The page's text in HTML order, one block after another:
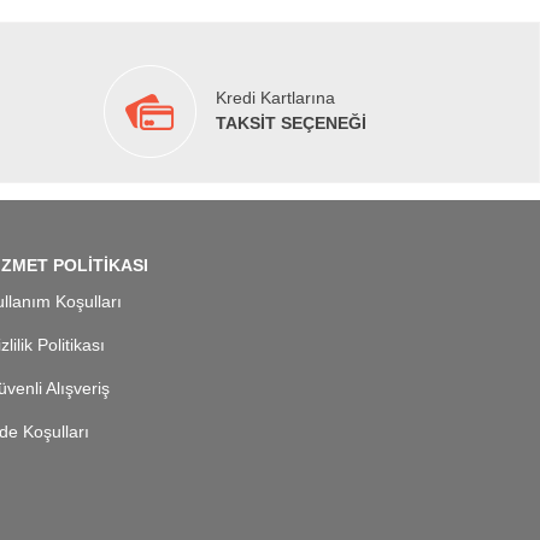
Kredi Kartlarına
TAKSİT SEÇENEĞİ
POLİTİKASI
Koşulları
Politikası
Alışveriş
Koşulları